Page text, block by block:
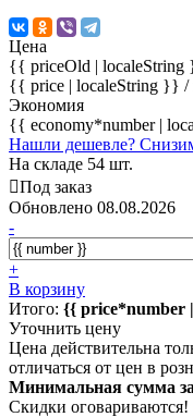
Цена
{{ priceOld | localeString
{{ price | localeString }} /
Экономия
{{ economy*number |
Нашли дешевле?
На складе 54 шт.
Под заказ
Обновлено 08.08.2026
-
+
В корзину
Итого: {{ price*number
Уточнить цену
Цена действительна
отличаться от цен в
Минимальная сумма
Скидки оговариваются!